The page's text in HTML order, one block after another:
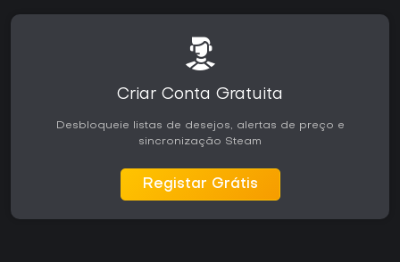
Criar Conta Gratuita
Desbloqueie listas de desejos, alertas de preço e
sincronização Steam
Registar Grátis